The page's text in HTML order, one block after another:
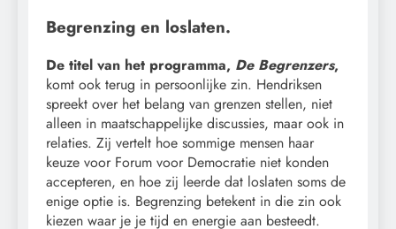
Begrenzing en loslaten.
De titel van het programma, De Begrenzers,
komt ook terug in persoonlijke zin. Hendriksen
spreekt over het belang van grenzen stellen, niet
alleen in maatschappelijke discussies, maar ook in
relaties. Zij vertelt hoe sommige mensen haar
keuze voor Forum voor Democratie niet konden
accepteren, en hoe zij leerde dat loslaten soms de
enige optie is. Begrenzing betekent in die zin ook
kiezen waar je je tijd en energie aan besteedt.